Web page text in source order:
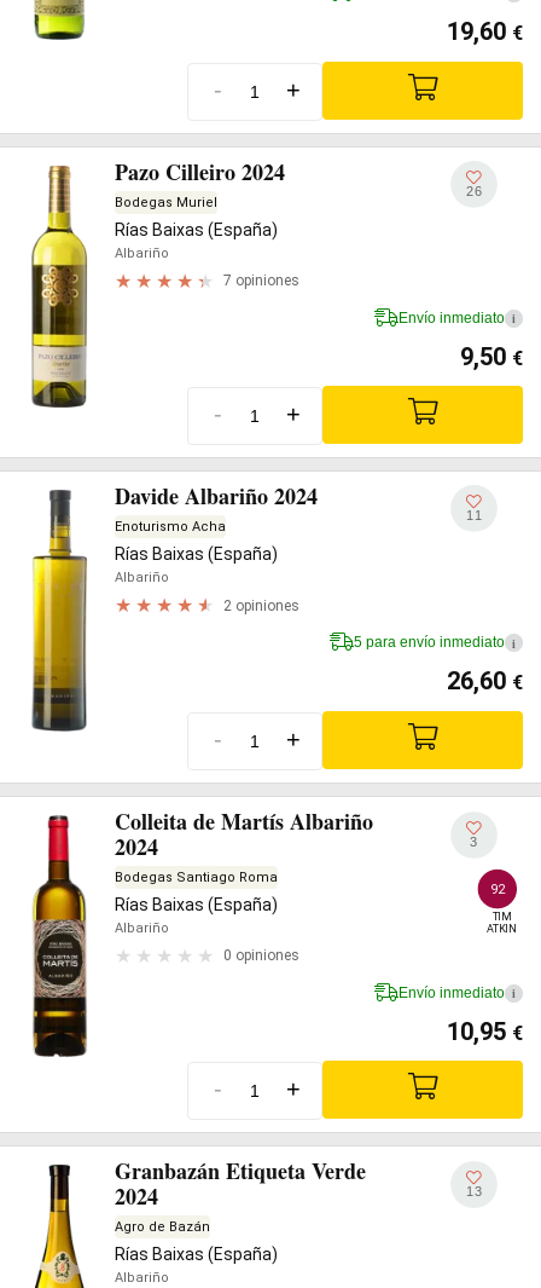
19,60 €
- +
Pazo Cilleiro 2024
Bodegas Muriel
Rías Baixas (España)
Albariño
7 opiniones
26
Envío inmediato i
9,50 €
- +
Davide Albariño 2024
Enoturismo Acha
Rías Baixas (España)
Albariño
2 opiniones
11
5 para envío inmediato i
26,60 €
- +
Colleita de Martís Albariño
2024
Bodegas Santiago Roma
Rías Baixas (España)
Albariño
0 opiniones
3
92
TIM
ATKIN
Envío inmediato i
10,95 €
- +
Granbazán Etiqueta Verde
2024
Agro de Bazán
Rías Baixas (España)
Albariño
13